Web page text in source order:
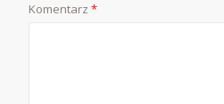
Komentarz*